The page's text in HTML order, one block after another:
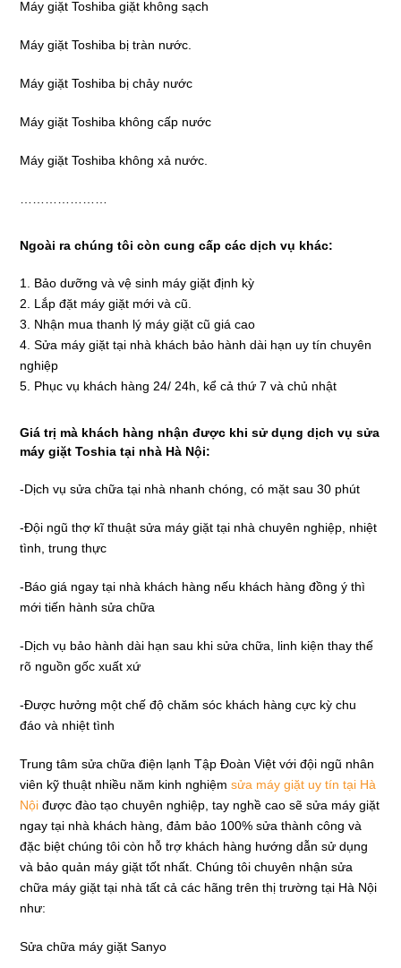
Máy giặt Toshiba giặt không sạch
Máy giặt Toshiba bị tràn nước.
Máy giặt Toshiba bị chảy nước
Máy giặt Toshiba không cấp nước
Máy giặt Toshiba không xả nước.
Ngoài ra chúng tôi còn cung cấp các dịch vụ khác:
1. Bảo dưỡng và vệ sinh máy giặt định kỳ
2. Lắp đặt máy giặt mới và cũ.
3. Nhận mua thanh lý máy giặt cũ giá cao
4. Sửa máy giặt tại nhà khách bảo hành dài hạn uy tín chuyên
nghiệp
5. Phục vụ khách hàng 24/ 24h, kể cả thứ 7 và chủ nhật
Giá trị mà khách hàng nhận được khi sử dụng dịch vụ sửa
máy giặt Toshia tại nhà Hà Nội:
-Dịch vụ sửa chữa tại nhà nhanh chóng, có mặt sau 30 phút
-Đội ngũ thợ kĩ thuật sửa máy giặt tại nhà chuyên nghiệp, nhiệt
tình, trung thực
-Báo giá ngay tại nhà khách hàng nếu khách hàng đồng ý thì
mới tiến hành sửa chữa
-Dịch vụ bảo hành dài hạn sau khi sửa chữa, linh kiện thay thế
rõ nguồn gốc xuất xứ
-Được hưởng một chế độ chăm sóc khách hàng cực kỳ chu
đáo và nhiệt tình
Trung tâm sửa chữa điện lạnh Tập Đoàn Việt với đội ngũ nhân
viên kỹ thuật nhiều năm kinh nghiệmsửa máy giặt uy tín tại Hà
Nội được đào tạo chuyên nghiệp, tay nghề cao sẽ sửa máy giặt
ngay tại nhà khách hàng, đảm bảo 100% sửa thành công và
đặc biệt chúng tôi còn hỗ trợ khách hàng hướng dẫn sử dụng
và bảo quản máy giặt tốt nhất. Chúng tôi chuyên nhận sửa
chữa máy giặt tại nhà tất cả các hãng trên thị trường tại Hà Nội
như:
Sửa chữa máy giặt Sanyo